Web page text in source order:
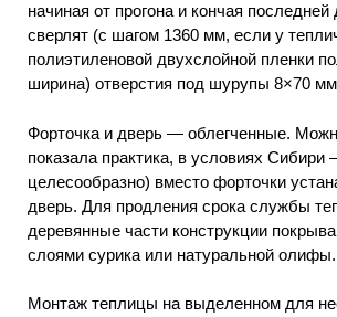
начиная от прогона и кончая
сверлят (с шагом 1360 мм, если у
полиэтиленовой двухслойной пленки
ширина) отверстия под шурупы 8×70
Форточка и дверь — облегченные.
показала практика, в условиях
целесообразно) вместо форточки
дверь. Для продления срока службы
деревянные части конструкции
слоями сурика или натуральной олифы.
Монтаж теплицы на выделенном для